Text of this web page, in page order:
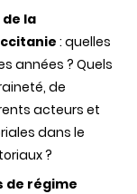
la
: quelles
années ? Quels
de
acteurs et
dans le
?
de régime